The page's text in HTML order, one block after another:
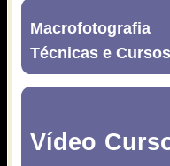
Técnicas e
Vídeo